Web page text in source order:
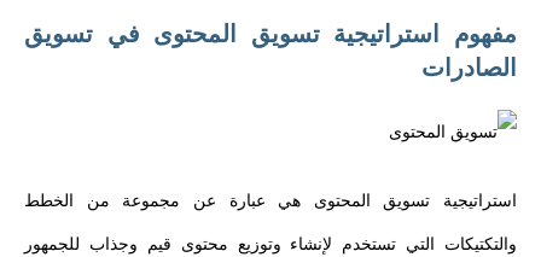
مفهوم استراتيجية تسويق المحتوى في تسويق
الصادرات
استراتيجية تسويق المحتوى هي عبارة عن مجموعة من الخطط
والتكتيكات التي تستخدم لإنشاء وتوزيع محتوى قيم وجذاب للجمهور